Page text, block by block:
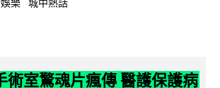
術室驚魂片瘋傳 醫護保護病